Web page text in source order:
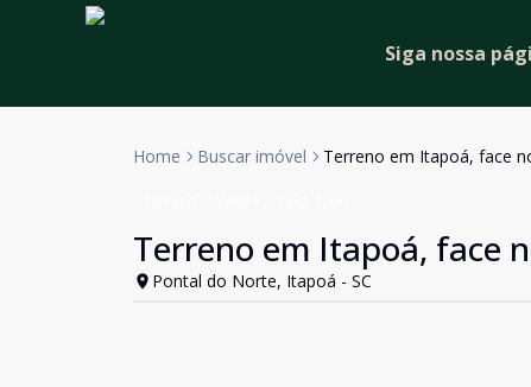
Siga nossa
Home Buscar imóvel Terreno em Itapoá, face
Terreno em Itapoá, face
Pontal do Norte, Itapoá - SC